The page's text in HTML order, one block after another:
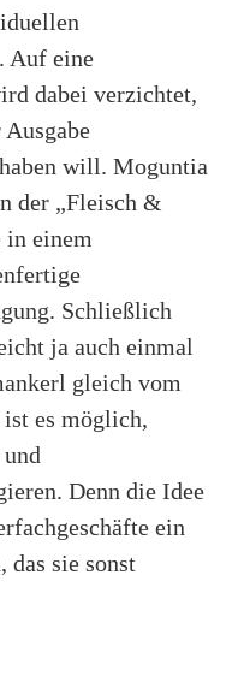
Auf eine
dabei verzichtet,
will. Moguntia
der „Fleisch &
in einem
Schließlich
ja auch einmal
gleich vom
es möglich,
Denn die Idee
ein
das sie sonst